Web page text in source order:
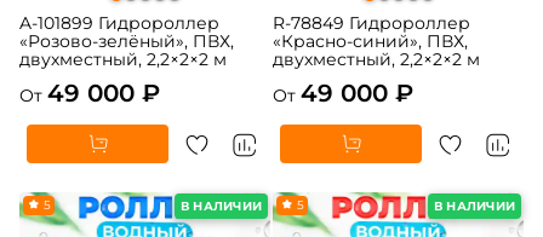
A-101899 Гидророллер
«Розово-зелёный», ПВХ,
двухместный, 2,2×2×2 м
От 49 000 ₽
R-78849 Гидророллер
«Красно-синий», ПВХ,
двухместный, 2,2×2×2 м
От 49 000 ₽
В НАЛИЧИИ
5 В НАЛИЧИИ
5